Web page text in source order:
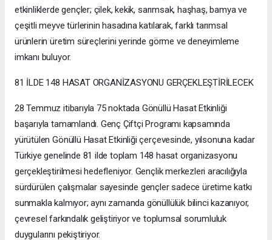
etkinliklerde gençler; çilek, kekik, sarımsak, haşhaş, bamya ve
çeşitli meyve türlerinin hasadına katılarak, farklı tarımsal
ürünlerin üretim süreçlerini yerinde görme ve deneyimleme
imkanı buluyor.
81 İLDE 148 HASAT ORGANİZASYONU GERÇEKLEŞTİRİLECEK
28 Temmuz itibarıyla 75 noktada Gönüllü Hasat Etkinliği
başarıyla tamamlandı. Genç Çiftçi Programı kapsamında
yürütülen Gönüllü Hasat Etkinliği çerçevesinde, yılsonuna kadar
Türkiye genelinde 81 ilde toplam 148 hasat organizasyonu
gerçekleştirilmesi hedefleniyor. Gençlik merkezleri aracılığıyla
sürdürülen çalışmalar sayesinde gençler sadece üretime katkı
sunmakla kalmıyor; aynı zamanda gönüllülük bilinci kazanıyor,
çevresel farkındalık geliştiriyor ve toplumsal sorumluluk
duygularını pekiştiriyor.